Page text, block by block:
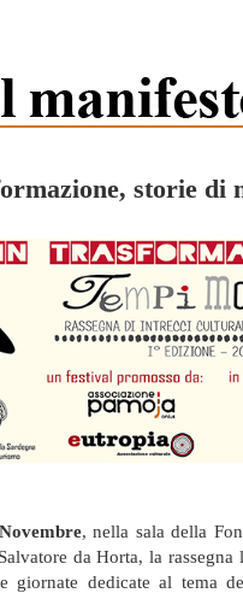
storie di
, nella sala della
da Horta, la
giornate dedicate al tema